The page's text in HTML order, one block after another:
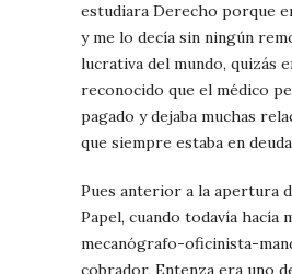
estudiara Derecho porque
y me lo decía sin ningún
lucrativa del mundo, quizás
reconocido que el médico
pagado y dejaba muchas
que siempre estaba en
Pues anterior a la apertura
Papel, cuando todavía hacía
mecanógrafo-oficinista-
cobrador, Entenza era uno